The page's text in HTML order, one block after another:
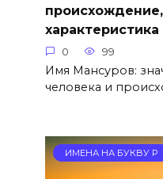
0 99
Имя Мансуров:
человека и
ИМЕНА НА БУКВУ Р